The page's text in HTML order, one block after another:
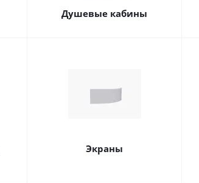
Душевые кабины
Экраны